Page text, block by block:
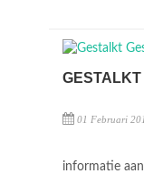
GESTALKT
01 Februari
informatie